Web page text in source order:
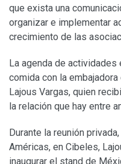
que exista una
organizar e implementar
crecimiento de las
La agenda de actividades
comida con la
Lajous Vargas, quien
la relación que hay entre
Durante la reunión
Américas, en Cibeles,
inaugurar el stand de